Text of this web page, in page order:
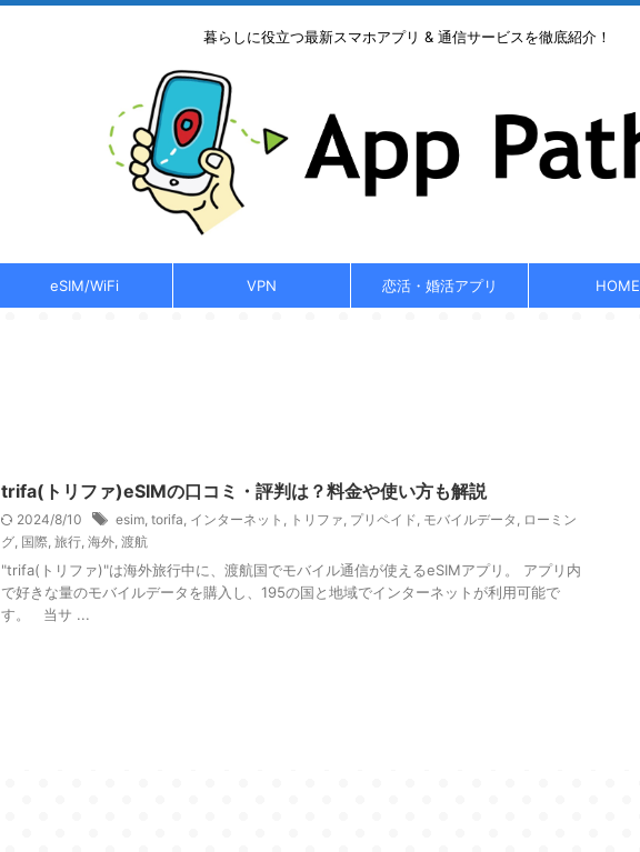
暮らしに役立つ最新スマホアプリ & 通信サービスを徹底紹介！
eSIM/WiFi VPN 恋活・婚活アプリ HOME
trifa(トリファ)eSIMの口コミ・評判は？料金や使い方も解説
2024/8/10 esim torifa インターネット トリファ プリペイド モバイルデータ
ローミン
グ 国際 旅行 海外 渡航
"trifa(トリファ)"は海外旅行中に、渡航国でモバイル通信が使えるeSIMアプリ。 アプリ内
で好きな量のモバイルデータを購入し、195の国と地域でインターネットが利用可能で
す。 当サ ...